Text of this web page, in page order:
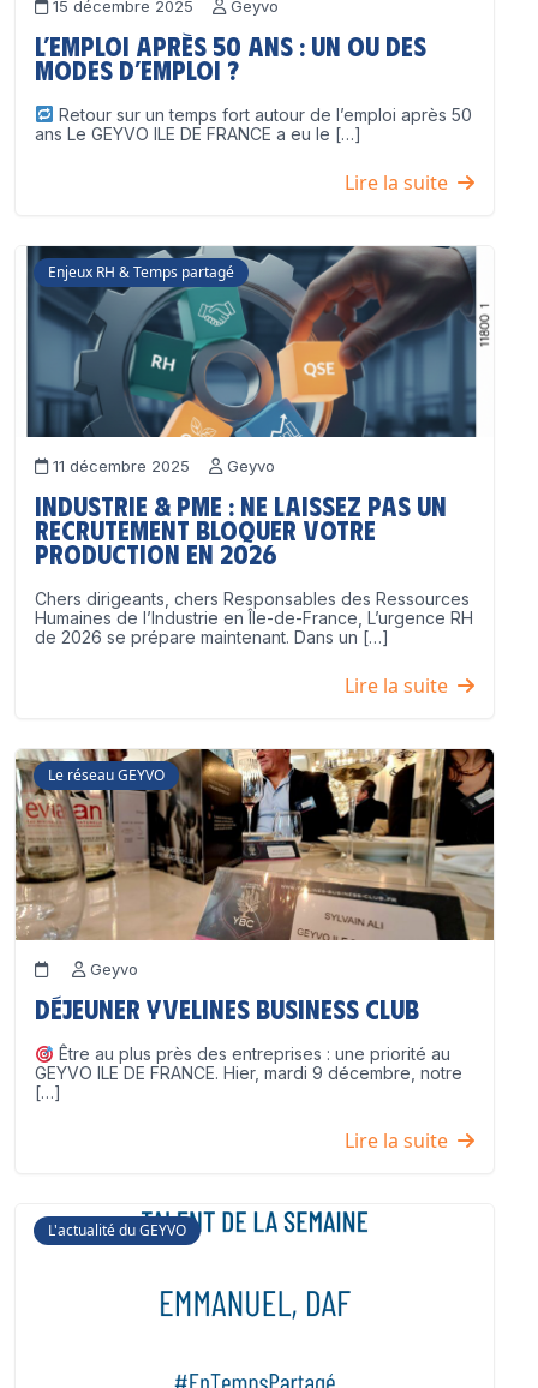
15 décembre 2025 Geyvo
L’emploi après 50 ans : un ou des
modes d’emploi ?
Retour sur un temps fort autour de l’emploi après 50
ans Le GEYVO ILE DE FRANCE a eu le […]
Lire la suite
Enjeux RH & Temps partagé
11 décembre 2025 Geyvo
Industrie & PME : ne laissez pas un
recrutement bloquer votre
production en 2026
Chers dirigeants, chers Responsables des Ressources
Humaines de l’Industrie en Île-de-France, L’urgence RH
de 2026 se prépare maintenant. Dans un […]
Lire la suite
Le réseau GEYVO
Geyvo
Déjeuner Yvelines Business Club
Être au plus près des entreprises : une priorité au
GEYVO ILE DE FRANCE. Hier, mardi 9 décembre, notre
[…]
Lire la suite
L'actualité du GEYVO